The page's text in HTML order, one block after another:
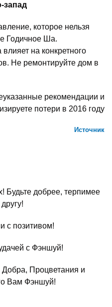
запад
которое нельзя
Годичное Ша.
на конкретного
Не ремонтируйте дом в
рекомендации и
потери в 2016 году
Источник
Будьте добрее, терпимее
с позитивом!
с Фэншуй!
Процветания и
Вам Фэншуй!